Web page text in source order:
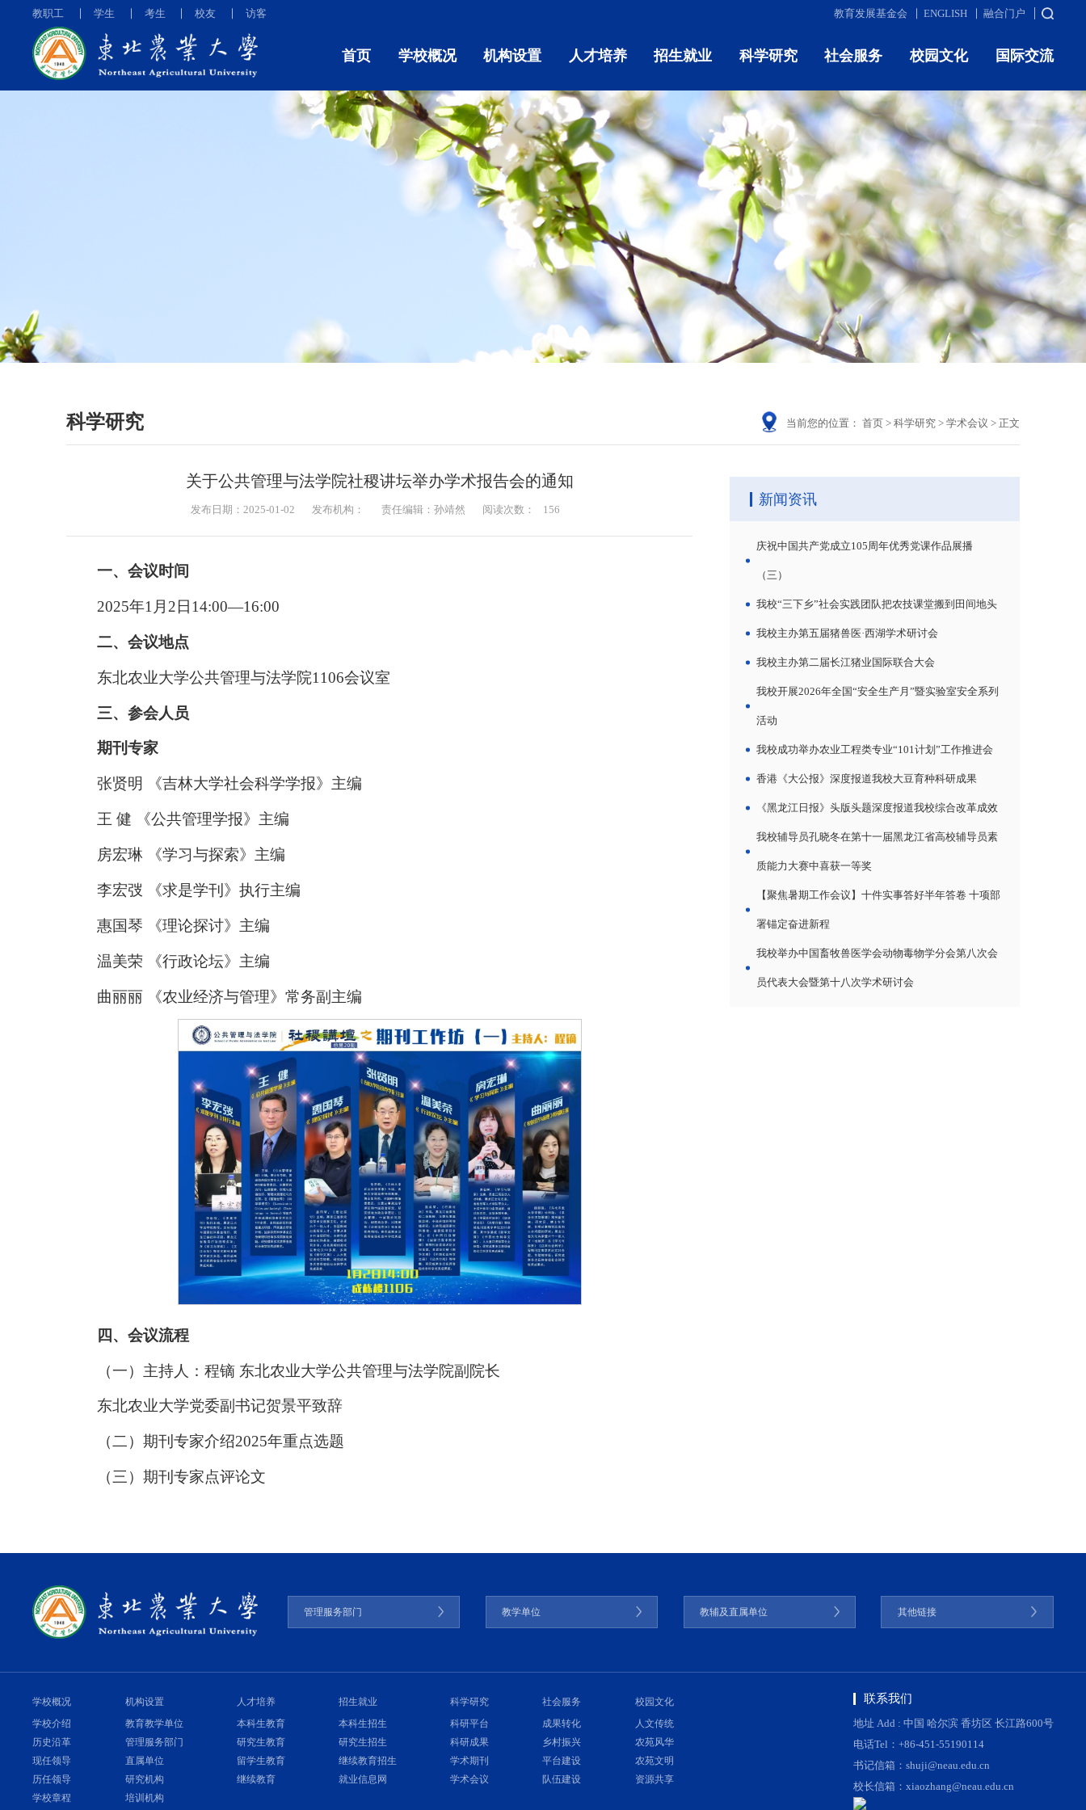
教职工 学生 考生 校友 访客 教育发展基金会 ENGLISH 融合门户
首页 学校概况 机构设置 人才培养 招生就业 科学研究 社会服务 校园文化 国际交流
科学研究 当前您的位置： 首页 > 科学研究 > 学术会议 > 正文
关于公共管理与法学院社稷讲坛举办学术报告会的通知
发布日期：2025-01-02 发布机构： 责任编辑：孙靖然 阅读次数： 156
一、会议时间
2025年1月2日14:00—16:00
二、会议地点
东北农业大学公共管理与法学院1106会议室
三、参会人员
期刊专家
张贤明 《吉林大学社会科学学报》主编
王 健 《公共管理学报》主编
房宏琳 《学习与探索》主编
李宏弢 《求是学刊》执行主编
惠国琴 《理论探讨》主编
温美荣 《行政论坛》主编
曲丽丽 《农业经济与管理》常务副主编
四、会议流程
（一）主持人：程镝 东北农业大学公共管理与法学院副院长
东北农业大学党委副书记贺景平致辞
（二）期刊专家介绍2025年重点选题
（三）期刊专家点评论文
新闻资讯
庆祝中国共产党成立105周年优秀党课作品展播
（三）
我校“三下乡”社会实践团队把农技课堂搬到田间地头
我校主办第五届猪兽医·西湖学术研讨会
我校主办第二届长江猪业国际联合大会
我校开展2026年全国“安全生产月”暨实验室安全系列
活动
我校成功举办农业工程类专业“101计划”工作推进会
香港《大公报》深度报道我校大豆育种科研成果
《黑龙江日报》头版头题深度报道我校综合改革成效
我校辅导员孔晓冬在第十一届黑龙江省高校辅导员素
质能力大赛中喜获一等奖
【聚焦暑期工作会议】十件实事答好半年答卷 十项部
署锚定奋进新程
我校举办中国畜牧兽医学会动物毒物学分会第八次会
员代表大会暨第十八次学术研讨会
管理服务部门 教学单位 教辅及直属单位 其他链接
学校概况
学校介绍
历史沿革
现任领导
历任领导
学校章程
机构设置
教育教学单位
管理服务部门
直属单位
研究机构
培训机构
人才培养
本科生教育
研究生教育
留学生教育
继续教育
招生就业
本科生招生
研究生招生
继续教育招生
就业信息网
科学研究
科研平台
科研成果
学术期刊
学术会议
社会服务
成果转化
乡村振兴
平台建设
队伍建设
校园文化
人文传统
农苑风华
农苑文明
资源共享
联系我们
地址 Add : 中国 哈尔滨 香坊区 长江路600号
电话Tel：+86-451-55190114
书记信箱：shuji@neau.edu.cn
校长信箱：xiaozhang@neau.edu.cn